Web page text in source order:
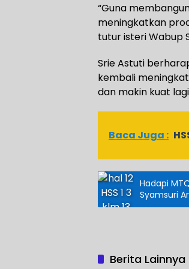
“Guna
meningkatkan
tutur isteri Wabup
Srie Astuti
kembali
dan makin kuat
Baca Juga :
Hadapi
Syamsuri
Berita Lainnya